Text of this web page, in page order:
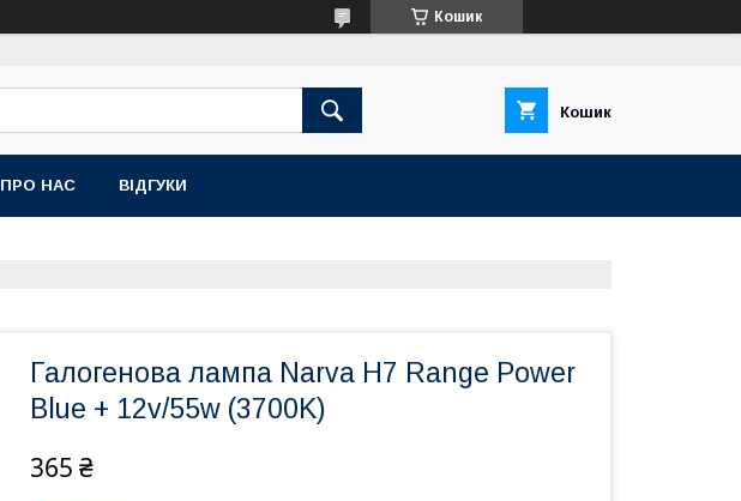
Кошик
Кошик
ПРО НАС ВІДГУКИ
Галогенова лампа Narva H7 Range Power
Blue + 12v/55w (3700K)
365 ₴